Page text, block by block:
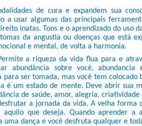
de cura e expandem sua
a usar algumas das principais
inatas. Tons e o aprendizado do uso
da angustia ou doenças que está
e mental, de volta a harmonia.
a riqueza da vida flua para e
abundância sobre você,
para ser tomada, mas você tem
é um estado de mente. Deve abrir sua
de saúde, amor, alegria,
a jornada da vida. A velha forma
que deseja. Quando aprender a
uma dança e você desfruta qualquer e